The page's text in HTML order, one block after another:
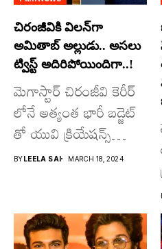
చిరంజీవికి విలన్‌గా
అమితాబ్ అల్లుడు.. అసలు
ట్విస్ట్ అదిరిపోయిందిగా..!
మెగాస్టార్ చిరంజీవి కెరీర్
లోనే అత్యంత భారీ బడ్జెట్
తో యువి క్రియేషన్స్
రూపొందిస్తున్న
BYLEELA SAI MARCH 18, 2024